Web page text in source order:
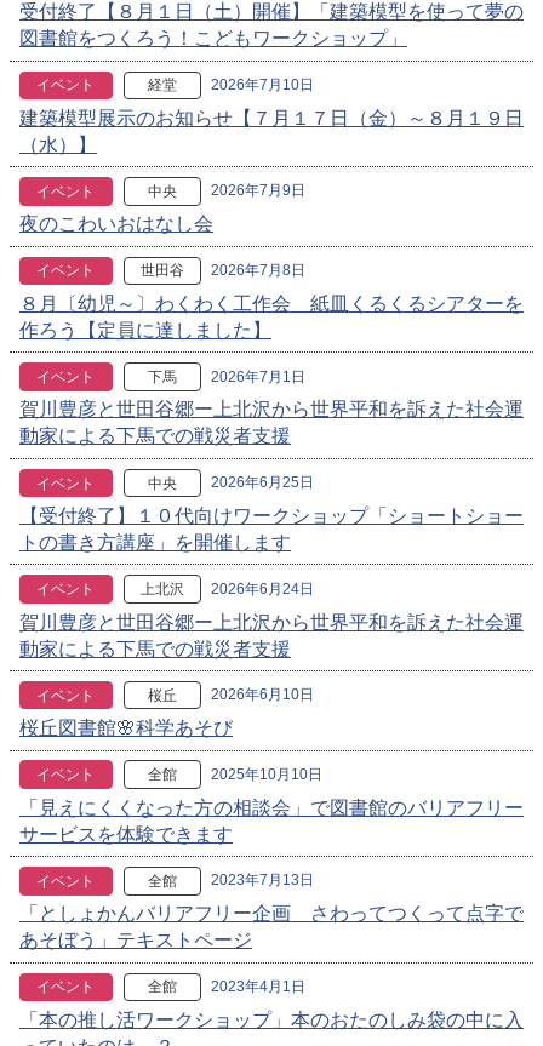
受付終了【８月１日（土）開催】「建築模型を使って夢の
図書館をつくろう！こどもワークショップ」
イベント 経堂 2026年7月10日
建築模型展示のお知らせ【７月１７日（金）～８月１９日
（水）】
イベント 中央 2026年7月9日
夜のこわいおはなし会
イベント 世田谷 2026年7月8日
８月〔幼児～〕わくわく工作会 紙皿くるくるシアターを
作ろう【定員に達しました】
イベント 下馬 2026年7月1日
賀川豊彦と世田谷郷ー上北沢から世界平和を訴えた社会運
動家による下馬での戦災者支援
イベント 中央 2026年6月25日
【受付終了】１０代向けワークショップ「ショートショー
トの書き方講座」を開催します
イベント 上北沢 2026年6月24日
賀川豊彦と世田谷郷ー上北沢から世界平和を訴えた社会運
動家による下馬での戦災者支援
イベント 桜丘 2026年6月10日
桜丘図書館🌸科学あそび
イベント 全館 2025年10月10日
「見えにくくなった方の相談会」で図書館のバリアフリー
サービスを体験できます
イベント 全館 2023年7月13日
「としょかんバリアフリー企画 さわってつくって点字で
あそぼう」テキストページ
イベント 全館 2023年4月1日
「本の推し活ワークショップ」本のおたのしみ袋の中に入